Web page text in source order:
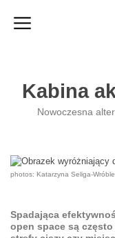
Kabina
Nowoczesna
photos: Katarzyna Seliga-
Spadająca
open space są